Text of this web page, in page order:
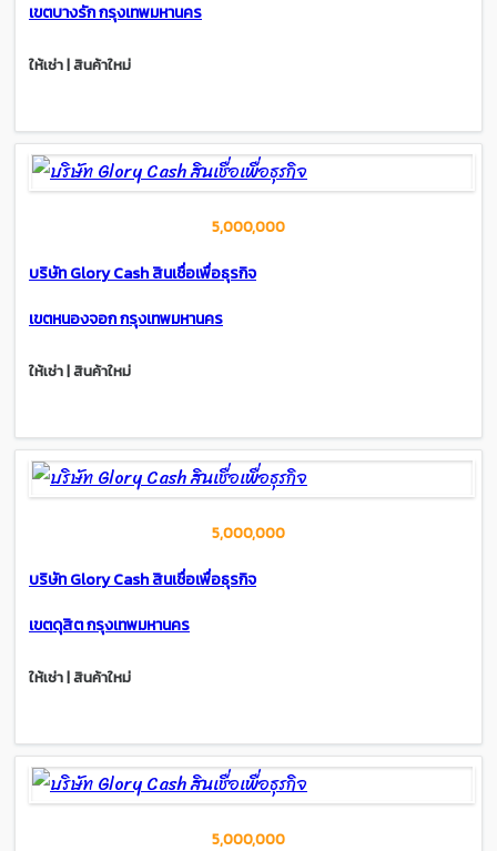
เขตบางรัก กรุงเทพมหานคร
ให้เช่า | สินค้าใหม่
5,000,000
บริษัท Glory Cash สินเชื่อเพื่อธุรกิจ
เขตหนองจอก กรุงเทพมหานคร
ให้เช่า | สินค้าใหม่
5,000,000
บริษัท Glory Cash สินเชื่อเพื่อธุรกิจ
เขตดุสิต กรุงเทพมหานคร
ให้เช่า | สินค้าใหม่
5,000,000